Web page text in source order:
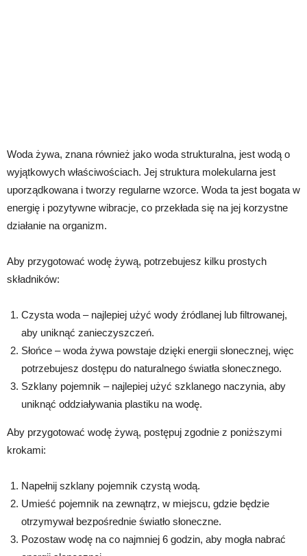
Woda żywa, znana również jako woda strukturalna, jest wodą o
wyjątkowych właściwościach. Jej struktura molekularna jest
uporządkowana i tworzy regularne wzorce. Woda ta jest bogata w
energię i pozytywne wibracje, co przekłada się na jej korzystne
działanie na organizm.
Aby przygotować wodę żywą, potrzebujesz kilku prostych
składników:
Czysta woda – najlepiej użyć wody źródlanej lub filtrowanej,
aby uniknąć zanieczyszczeń.
Słońce – woda żywa powstaje dzięki energii słonecznej, więc
potrzebujesz dostępu do naturalnego światła słonecznego.
Szklany pojemnik – najlepiej użyć szklanego naczynia, aby
uniknąć oddziaływania plastiku na wodę.
Aby przygotować wodę żywą, postępuj zgodnie z poniższymi
krokami:
Napełnij szklany pojemnik czystą wodą.
Umieść pojemnik na zewnątrz, w miejscu, gdzie będzie
otrzymywał bezpośrednie światło słoneczne.
Pozostaw wodę na co najmniej 6 godzin, aby mogła nabrać